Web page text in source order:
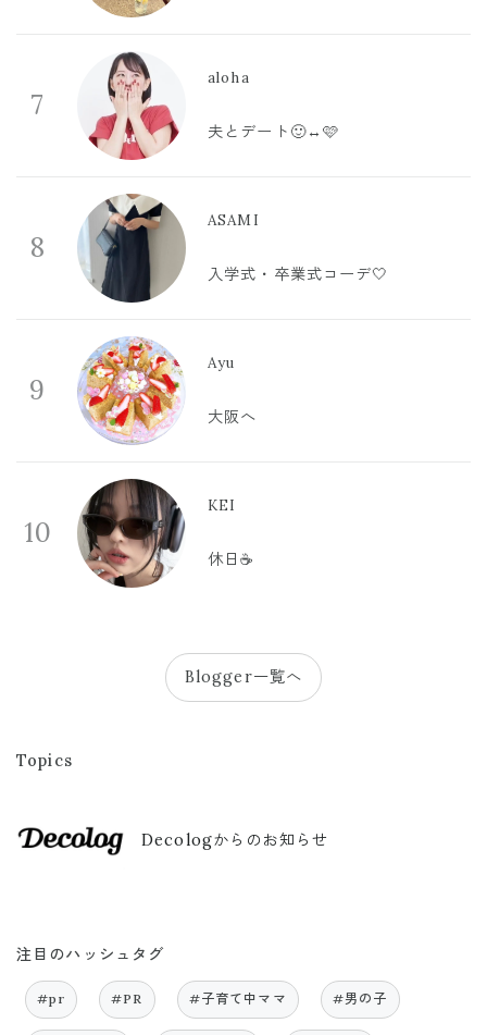
7
aloha
夫とデート🙂‍↔️🩷
8
ASAMI
入学式・卒業式コーデ🤍
9
Ayu
大阪へ
10
KEI
休日☕️
Blogger一覧へ
Topics
Decologからのお知らせ
注目のハッシュタグ
#pr #PR #子育て中ママ #男の子